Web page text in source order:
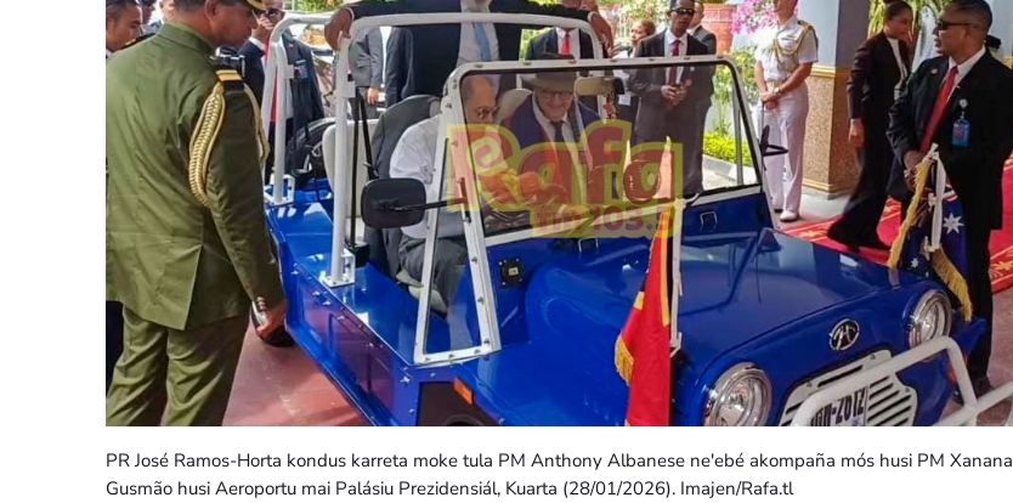
PR José Ramos-Horta kondus karreta moke tula PM Anthony Albanese ne'ebé akompaña mós husi PM Xanana
Gusmão husi Aeroportu mai Palásiu Prezidensiál, Kuarta (28/01/2026). Imajen/Rafa.tl